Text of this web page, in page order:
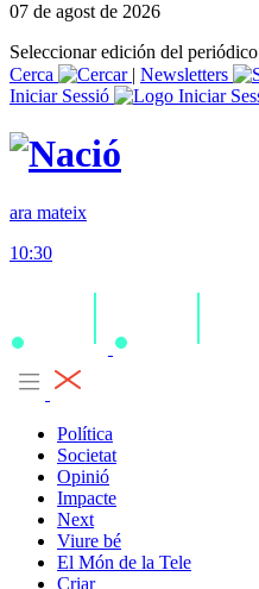
07 de agost de 2026
Seleccionar edición del periódico
Cerca
| Newsletters
Iniciar Sessió
ara mateix
10:30
Política
Societat
Opinió
Impacte
Next
Viure bé
El Món de la Tele
Criar